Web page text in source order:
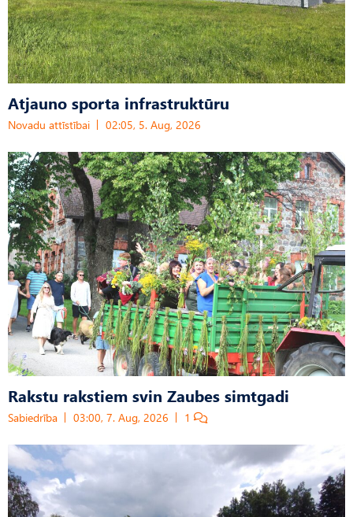
Atjauno sporta infrastruktūru
Novadu attīstībai 02:05, 5. Aug, 2026
Rakstu rakstiem svin Zaubes simtgadi
Sabiedrība 03:00, 7. Aug, 2026 1